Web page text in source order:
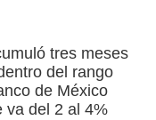
tres meses
del rango
de México
va del 2 al 4%